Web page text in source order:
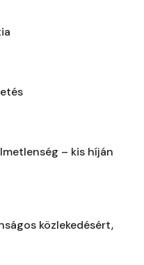
– kis híján
közlekedésért,